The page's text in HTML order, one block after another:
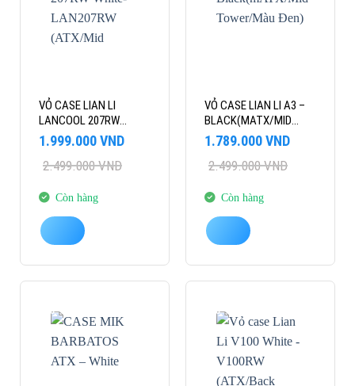
VỎ CASE LIAN LI
LANCOOL 207RW
WHITE- LAN207RW
TRẮNG)
2.499.000VND
Giá
là:
1.999.000VND
Giá
tại
1.999.000 VND.
Còn hàng
VỎ CASE LIAN LI A3 –
BLACK(MATX/MID
TOWER/MÀU ĐEN)
2.499.000VND
Giá
là:
1.789.000VND
Giá
tại
1.789.000 VND.
Còn hàng
-11% -26%